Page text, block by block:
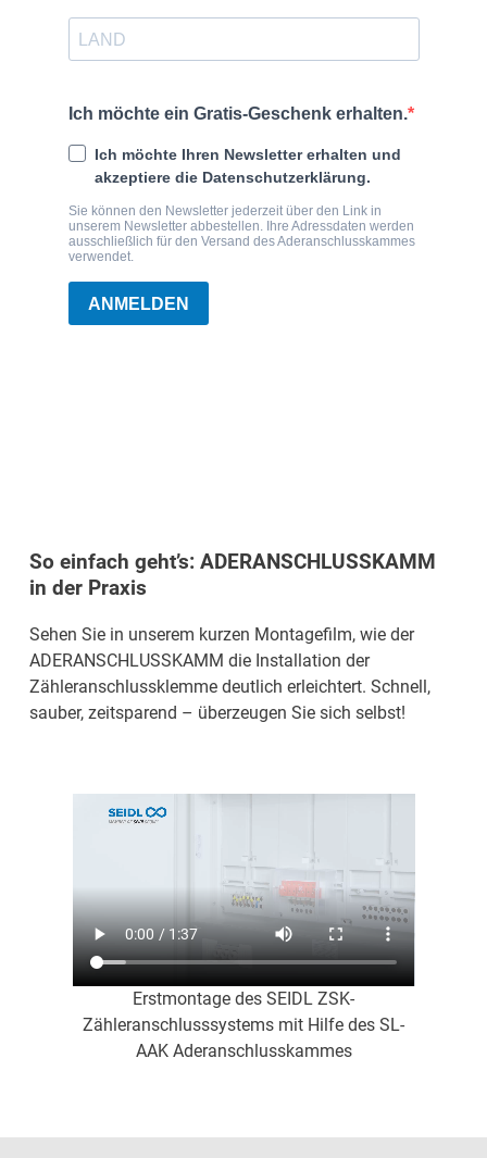
So einfach geht’s: ADERANSCHLUSSKAMM
in der Praxis
Sehen Sie in unserem kurzen Montagefilm, wie der
ADERANSCHLUSSKAMM die Installation der
Zähleranschlussklemme deutlich erleichtert. Schnell,
sauber, zeitsparend – überzeugen Sie sich selbst!
Erstmontage des SEIDL ZSK-
Zähleranschlusssystems mit Hilfe des SL-
AAK Aderanschlusskammes